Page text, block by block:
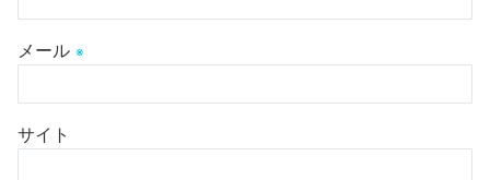
メール ※
サイト